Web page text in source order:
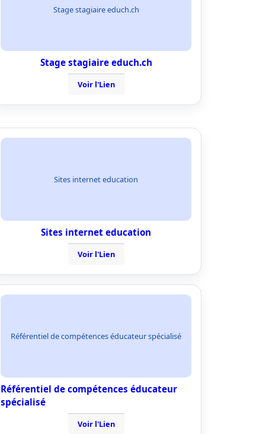
Stage stagiaire educh.ch
Stage stagiaire educh.ch
Voir l'Lien
Sites internet education
Sites internet education
Voir l'Lien
Référentiel de compétences éducateur spécialisé
Référentiel de compétences éducateur
spécialisé
Voir l'Lien